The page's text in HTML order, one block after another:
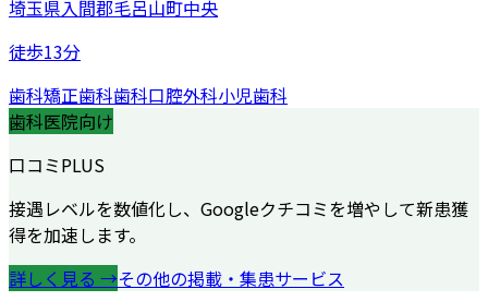
埼玉県入間郡毛呂山町中央
徒歩13分
歯科矯正歯科歯科口腔外科小児歯科
歯科医院向け
口コミPLUS
接遇レベルを数値化し、Googleクチコミを増やして新患獲
得を加速します。
詳しく見る →その他の掲載・集患サービス